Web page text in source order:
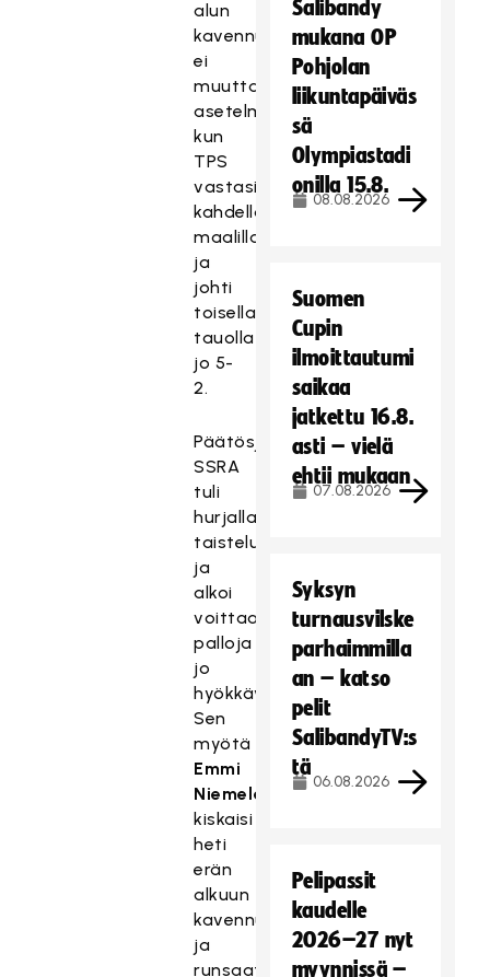
alun
kavennus
ei
muuttanut
asetelmaa,
kun
TPS
vastasi
kahdella
maalilla
ja
johti
toisella
tauolla
jo 5-
2.
Päätösjaksolle
SSRA
tuli
hurjalla
taisteluasenteella
ja
alkoi
voittaa
palloja
jo
hyökkäysalueella.
Sen
myötä
Emmi
Niemelä
kiskaisi
heti
erän
alkuun
kavennuksen,
ja
runsaat
Salibandy
mukana OP
Pohjolan
liikuntapäiväs
sä
Olympiastadi
onilla 15.8.
08.08.2026
Suomen
Cupin
ilmoittautumi
saikaa
jatkettu 16.8.
asti – vielä
ehtii mukaan
07.08.2026
Syksyn
turnausvilske
parhaimmilla
an – katso
pelit
SalibandyTV:s
tä
06.08.2026
Pelipassit
kaudelle
2026–27 nyt
myynnissä –